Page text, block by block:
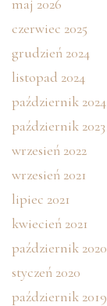
maj 2026
czerwiec 2025
grudzień 2024
listopad 2024
październik 2024
październik 2023
wrzesień 2022
wrzesień 2021
lipiec 2021
kwiecień 2021
październik 2020
styczeń 2020
październik 2019